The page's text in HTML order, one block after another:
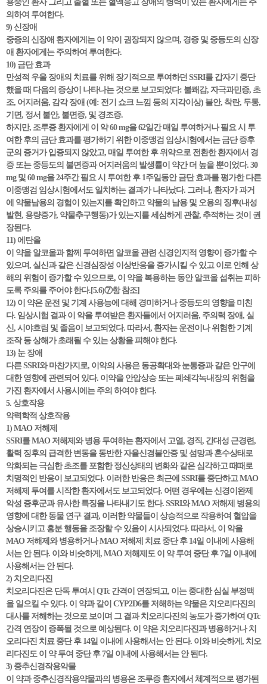
용중인 환자 그리고 출혈 또는 혈액응고 장애의 병력이 있는 환자에게는 주
의하여 투여한다.
9) 신장애
중증의 신장애 환자에게는 이 약이 권장되지 않으며, 경증 및 중등도의 신장
애 환자에게는 주의하여 투여한다.
10) 금단 효과
만성적 우울 장애의 치료를 위해 장기적으로 투여하던 SSRI를 갑자기 중단
했을 때 다음의 증상이 나타나는 것으로 보고되었다: 불쾌감, 자극과민증, 초
조, 어지러움, 감각 장애 (예: 전기 쇼크 느낌 등의 지각이상) 불안, 착란, 두통,
기면, 정서 불안, 불면증, 및 경조증.
하지만, 조루증 환자에게 이 약 60 mg을 62일간 매일 투여하거나 필요 시 투
여한 후의 금단 효과를 평가하기 위한 이중맹검 임상시험에서는 금단 증후
군의 증거가 입증되지 않았고, 매일 투여한 후 위약으로 전환한 환자에서 경
증 또는 중등도의 불면증과 어지러움의 발생률이 약간 더 높을 뿐이었다. 30
mg 및 60 mg을 24주간 필요 시 투여한 후 1주일동안 금단 효과를 평가한 다른
이중맹검 임상시험에서도 일치하는 결과가 나타났다. 그러나, 환자가 과거
에 약물남용의 경험이 있는지를 확인하고 약물의 남용 및 오용의 징후(내성
발현, 용량증가, 약물추구행동)가 있는지를 세심하게 관찰, 추적하는 것이 권
장된다.
11) 에탄올
이 약을 알코올과 함께 투여하면 알코올 관련 신경인지적 영향이 증가할 수
있으며, 실신과 같은 신경심장성 이상반응을 증가시킬 수 있고 이로 인해 상
해의 위험이 증가할 수 있으므로, 이 약을 복용하는 동안 알코올 섭취는 피하
도록 주의를 주어야 한다.[5.6)⑦항 참조]
12) 이 약은 운전 및 기계 사용능에 대해 경미하거나 중등도의 영향을 미친
다. 임상시험 결과 이 약을 투여받은 환자들에서 어지러움, 주의력 장애, 실
신, 시야흐림 및 졸음이 보고되었다. 따라서, 환자는 운전이나 위험한 기계
조작 등 상해가 초래될 수 있는 상황을 피해야 한다.
13) 눈 장애
다른 SSRI와 마찬가지로, 이약의 사용은 동공확대와 눈통증과 같은 안구에
대한 영향에 관련되어 있다. 이약을 안압상승 또는 폐쇄각녹내장의 위험을
가진 환자에서 사용시에는 주의 하여야 한다.
5. 상호작용
약력학적 상호작용
1) MAO 저해제
SSRI를 MAO 저해제와 병용 투여하는 환자에서 고열, 경직, 간대성 근경련,
활력 징후의 급격한 변동을 동반한 자율신경불안증 및 섬망과 혼수상태로
악화되는 극심한 초조를 포함한 정신상태의 변화와 같은 심각하고 때때로
치명적인 반응이 보고되었다. 이러한 반응은 최근에 SSRI를 중단하고 MAO
저해제 투여를 시작한 환자에서도 보고되었다. 어떤 경우에는 신경이완제
악성 증후군과 유사한 특징을 나타내기도 한다. SSRI와 MAO 저해제 병용의
영향에 대한 동물 연구 결과, 이러한 약물들이 상승적으로 작용하여 혈압을
상승시키고 흥분 행동을 조장할 수 있음이 시사되었다. 따라서, 이 약을
MAO 저해제와 병용하거나 MAO 저해제 치료 중단 후 14일 이내에 사용해
서는 안 된다. 이와 비슷하게, MAO 저해제도 이 약 투여 중단 후 7일 이내에
사용해서는 안 된다.
2) 치오리다진
치오리다진은 단독 투여시 QTc 간격이 연장되고, 이는 중대한 심실 부정맥
을 일으킬 수 있다. 이 약과 같이 CYP2D6를 저해하는 약물은 치오리다진의
대사를 저해하는 것으로 보이며 그 결과 치오리다진의 농도가 증가하여 QTc
간격 연장이 증폭될 것으로 예상된다. 이 약은 치오리다진과 병용하거나 치
오리다진 치료 중단 후 14일 이내에 사용해서는 안 된다. 이와 비슷하게, 치오
리다진도 이 약 투여 중단 후 7일 이내에 사용해서는 안 된다.
3) 중추신경작용약물
이 약과 중추신경작용약물과의 병용은 조루증 환자에서 체계적으로 평가된